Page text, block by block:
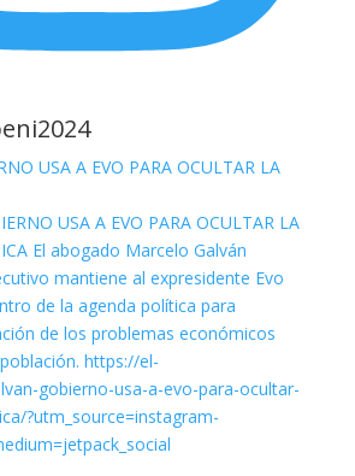
USA A EVO PARA OCULTAR LA